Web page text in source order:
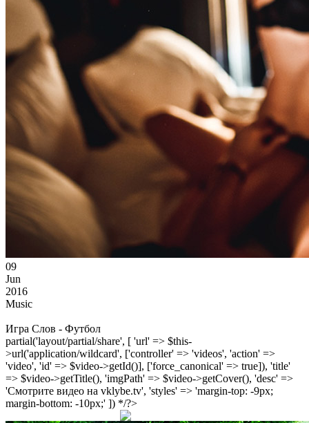
09
Jun
2016
Music
Игра Слов - Футбол
partial('layout/partial/share', [ 'url' => $this-
>url('application/wildcard', ['controller' => 'videos', 'action' =>
'video', 'id' => $video->getId()], ['force_canonical' => true]), 'title'
=> $video->getTitle(), 'imgPath' => $video->getCover(), 'desc' =>
'Смотрите видео на vklybe.tv', 'styles' => 'margin-top: -9px;
margin-bottom: -10px;' ]) */?>